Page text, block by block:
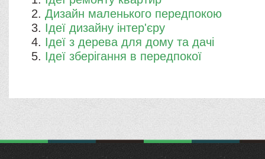
Дизайн маленького передпокою
Ідеї ​​дизайну інтер'єру
Ідеї ​​з дерева для дому та дачі
Ідеї ​​зберігання в передпокої